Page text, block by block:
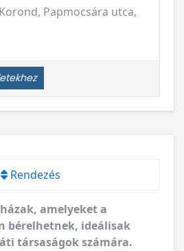
Papmocsára utca,
Rendezés
amelyeket a
bérelhetnek, ideálisak
társaságok számára.